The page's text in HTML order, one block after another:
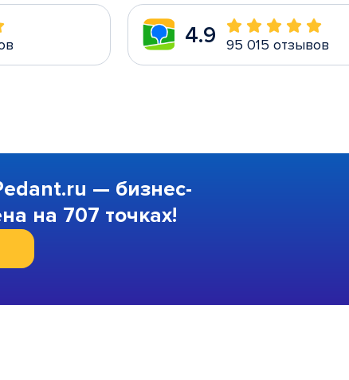
4.9 95 015 отзывов
— бизнес-
на 707 точках!